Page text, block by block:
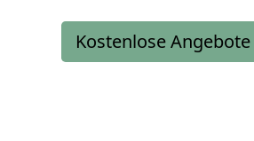
Kostenlose